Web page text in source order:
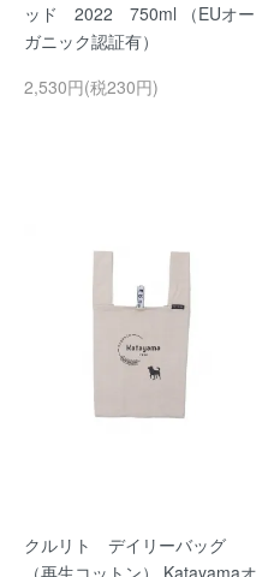
ッド 2022 750ml （EUオー
ガニック認証有）
2,530円(税230円)
クルリト デイリーバッグ